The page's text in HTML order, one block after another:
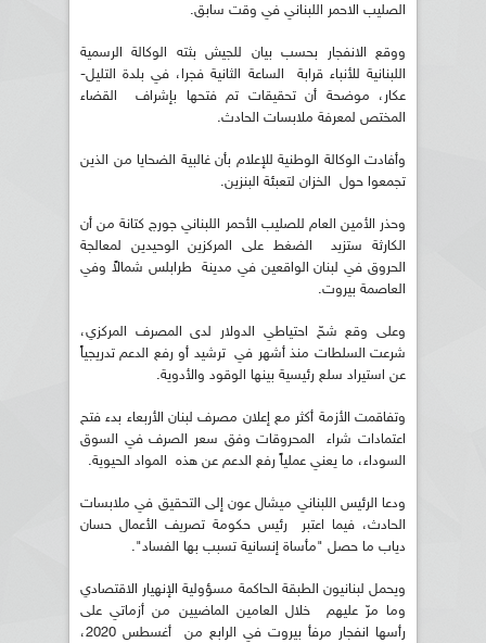
الصليب الاحمر اللبناني في وقت سابق.
ووقع الانفجار بحسب بيان للجيش بثته الوكالة الرسمية
اللبنانية للأنباء قرابة الساعة الثانية فجرا، في بلدة التليل-
عكار، موضحة أن تحقيقات تم فتحها بإشراف القضاء
المختص لمعرفة ملابسات الحادث.
وأفادت الوكالة الوطنية للإعلام بأن غالبية الضحايا من الذين
تجمعوا حول الخزان لتعبئة البنزين.
وحذر الأمين العام للصليب الأحمر اللبناني جورج كتانة من أن
الكارثة ستزيد الضغط على المركزين الوحيدين لمعالجة
الحروق في لبنان الواقعين في مدينة طرابلس شمالاً وفي
العاصمة بيروت.
وعلى وقع شحّ احتياطي الدولار لدى المصرف المركزي،
شرعت السلطات منذ أشهر في ترشيد أو رفع الدعم تدريجياً
عن استيراد سلع رئيسية بينها الوقود والأدوية.
وتفاقمت الأزمة أكثر مع إعلان مصرف لبنان الأربعاء بدء فتح
اعتمادات شراء المحروقات وفق سعر الصرف في السوق
السوداء، ما يعني عملياً رفع الدعم عن هذه المواد الحيوية.
ودعا الرئيس اللبناني ميشال عون إلى التحقيق في ملابسات
الحادث، فيما اعتبر رئيس حكومة تصريف الأعمال حسان
دياب ما حصل "مأساة إنسانية تسبب بها الفساد".
ويحمل لبنانيون الطبقة الحاكمة مسؤولية الإنهيار الاقتصادي
وما مرّ عليهم خلال العامين الماضيين من أزماتي على
رأسها انفجار مرفأ بيروت في الرابع من أغسطس 2020،